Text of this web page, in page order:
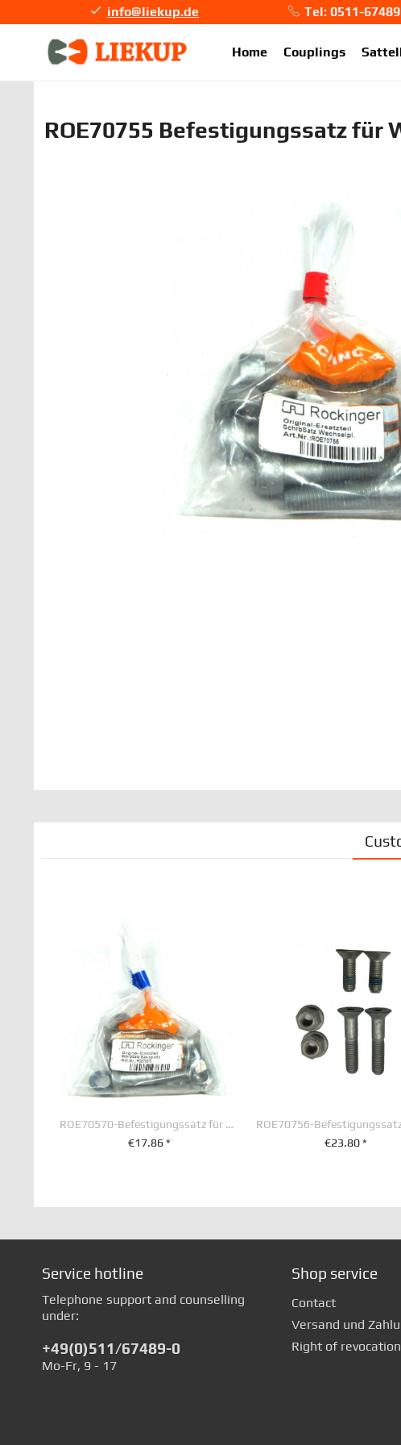
info@liekup.de
Tel: 0511-
Home
Couplings
ROE70755 Befestigungssatz für
ROE70570-Befestigungssatz für Basisplatte
€17.86 *
€23.80 *
Service hotline
Telephone support and counselling
under:
+49(0)511/67489-0
Mo-Fr, 9 - 17
Shop service
Contact
Versand und
Right of revocation